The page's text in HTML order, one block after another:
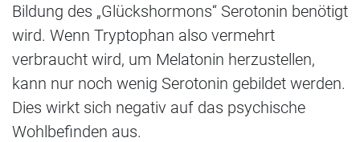
Bildung des „Glückshormons“ Serotonin benötigt
wird. Wenn Tryptophan also vermehrt
verbraucht wird, um Melatonin herzustellen,
kann nur noch wenig Serotonin gebildet werden.
Dies wirkt sich negativ auf das psychische
Wohlbefinden aus.